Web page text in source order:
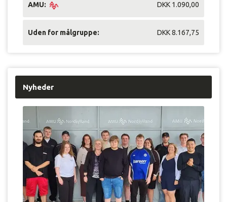
AMU: DKK 1.090,00
Uden for målgruppe: DKK 8.167,75
Nyheder